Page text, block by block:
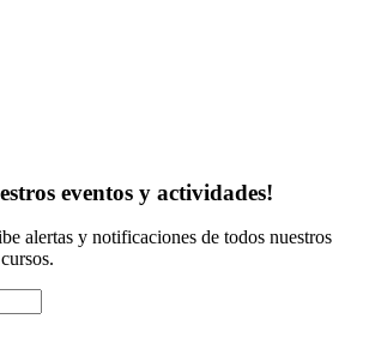
eventos y actividades!
alertas y notificaciones de todos nuestros